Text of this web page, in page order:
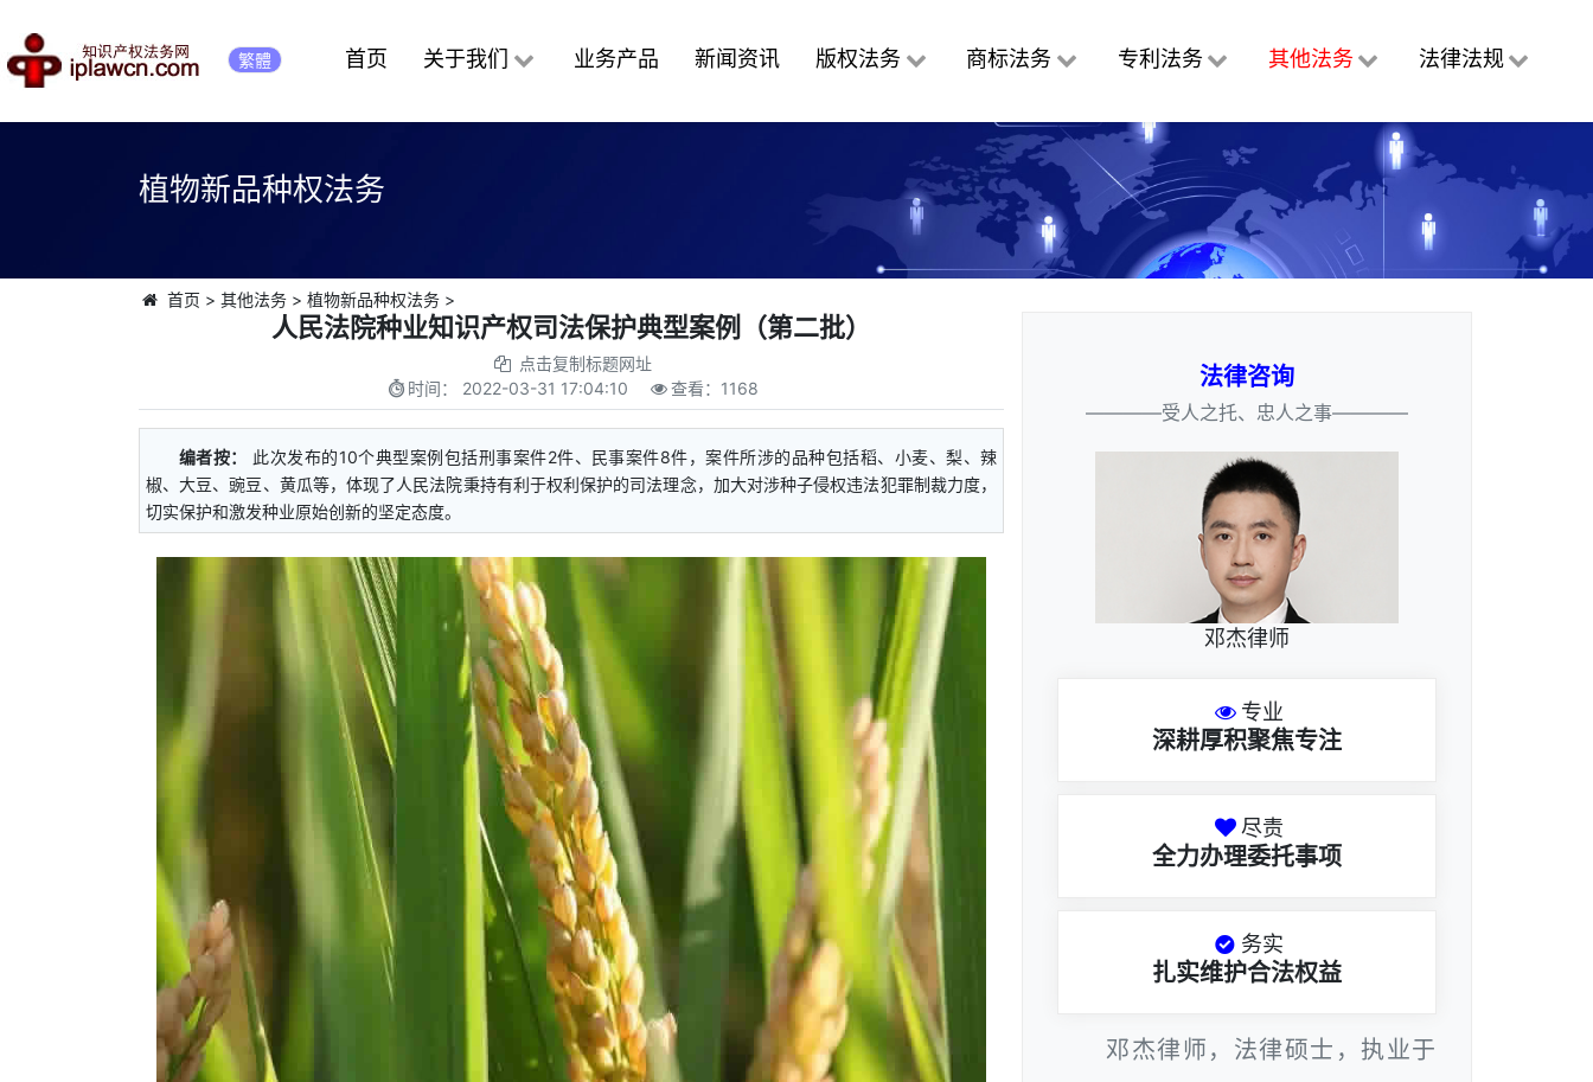
繁體 首页 关于我们 业务产品 新闻资讯 版权法务 商标法务 专利法务 其他法务 法律法规
植物新品种权法务
首页 > 其他法务> 植物新品种权法务>
人民法院种业知识产权司法保护典型案例（第二批）
点击复制标题网址
时间： 2022-03-31 17:04:10 查看： 1168
编者按：
此次发布的10个典型案例包括刑事案件2件、民事案件8件，案件所涉的品种包括稻、小麦、梨、辣
椒、大豆、豌豆、黄瓜等，体现了人民法院秉持有利于权利保护的司法理念，加大对涉种子侵权违法犯罪制裁力度，
切实保护和激发种业原始创新的坚定态度。
法律咨询
————受人之托、忠人之事————
邓杰律师
专业
深耕厚积聚焦专注
尽责
全力办理委托事项
务实
扎实维护合法权益
邓杰律师，法律硕士，执业于